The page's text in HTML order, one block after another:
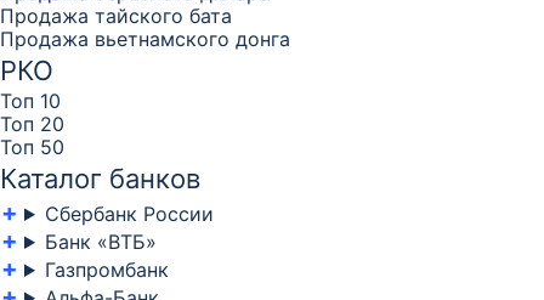
Продажа тайского бата
Продажа вьетнамского донга
РКО
Топ 10
Топ 20
Топ 50
Каталог банков
Сбербанк России
Банк «ВТБ»
Газпромбанк